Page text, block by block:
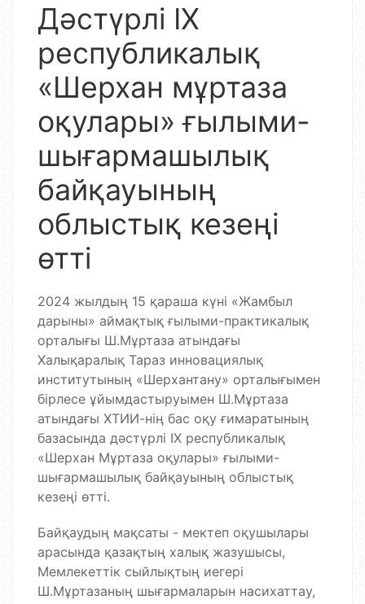
Дәстүрлі ІХ
республикалық
«Шерхан мұртаза
оқулары» ғылыми-
шығармашылық
байқауының
облыстық кезеңі
өтті
2024 жылдың 15 қараша күні «Жамбыл
дарыны» аймақтық ғылыми-практикалық
орталығы Ш.Мұртаза атындағы
Халықаралық Тараз инновациялық
институтының «Шерхантану» орталығымен
бірлесе ұйымдастыруымен Ш.Мұртаза
атындағы ХТИИ-нің бас оқу ғимаратының
базасында дәстүрлі ІХ республикалық
«Шерхан Мұртаза оқулары» ғылыми-
шығармашылық байқауының облыстық
кезеңі өтті.
Байқаудың мақсаты - мектеп оқушылары
арасында қазақтың халық жазушысы,
Мемлекеттік сыйлықтың иегері
Ш.Мұртазаның шығармаларын насихаттау,